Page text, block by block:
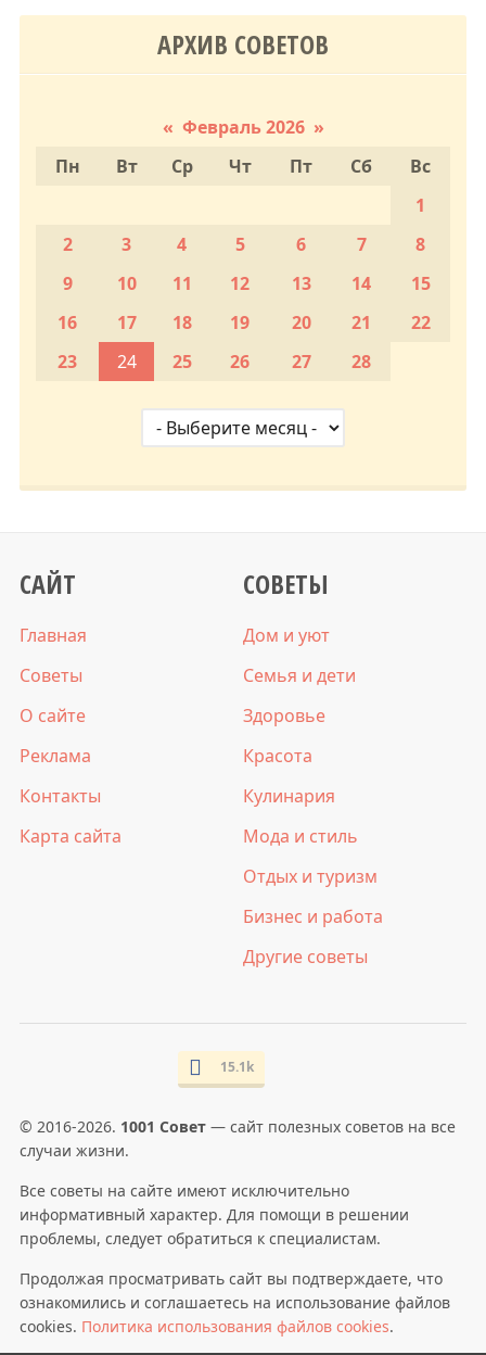
АРХИВ СОВЕТОВ
« Февраль 2026 »
Пн
Вт Ср Чт Пт Сб
Вс
1
2
3 4 5 6 7
8
9
10 11 12 13 14
15
16
17 18 19 20 21
22
23
24 25 26 27 28
САЙТ
Главная
Советы
О сайте
Реклама
Контакты
Карта сайта
СОВЕТЫ
Дом и уют
Семья и дети
Здоровье
Красота
Кулинария
Мода и стиль
Отдых и туризм
Бизнес и работа
Другие советы
15.1k
© 2016-2026. 1001 Совет— сайт полезных советов на все
случаи жизни.
Все советы на сайте имеют исключительно
информативный характер. Для помощи в решении
проблемы, следует обратиться к специалистам.
Продолжая просматривать сайт вы подтверждаете, что
ознакомились и соглашаетесь на использование файлов
cookies. Политика использования файлов cookies.